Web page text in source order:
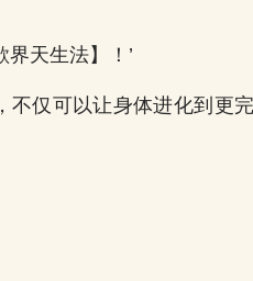
界天生法】！’
不仅可以让身体进化到更